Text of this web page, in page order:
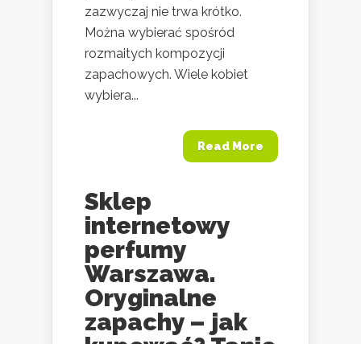
zazwyczaj nie trwa krótko.
Można wybierać spośród
rozmaitych kompozycji
zapachowych. Wiele kobiet
wybiera...
Read More
Sklep
internetowy
perfumy
Warszawa.
Oryginalne
zapachy – jak